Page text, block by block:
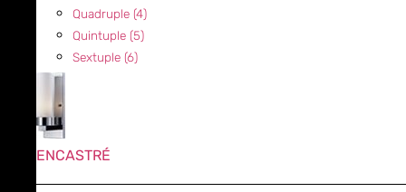
Quadruple (4)
Quintuple (5)
Sextuple (6)
ENCASTRÉ